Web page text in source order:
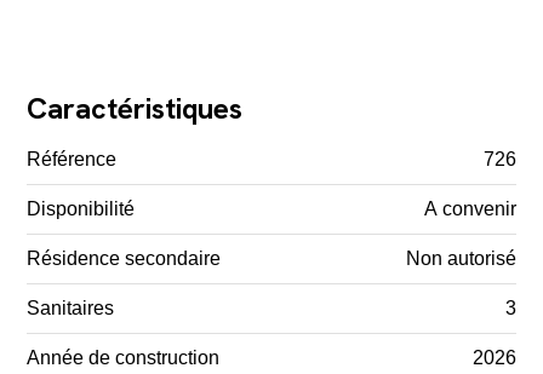
Caractéristiques
Référence 726
Disponibilité A convenir
Résidence secondaire Non autorisé
Sanitaires 3
Année de construction 2026